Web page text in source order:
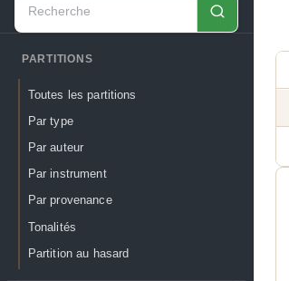
PARTITIONS
Toutes les partitions
Par type
Par auteur
Par instrument
Par provenance
Tonalités
Partition au hasard